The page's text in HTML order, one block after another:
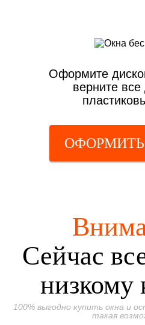
Оформите
верните все
Сейчас
низкому
100% выгодно купить окна и
такая